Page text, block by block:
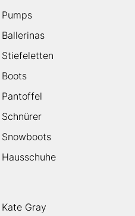
Pumps
Ballerinas
Stiefeletten
Boots
Pantoffel
Schnürer
Snowboots
Hausschuhe
Kate Gray